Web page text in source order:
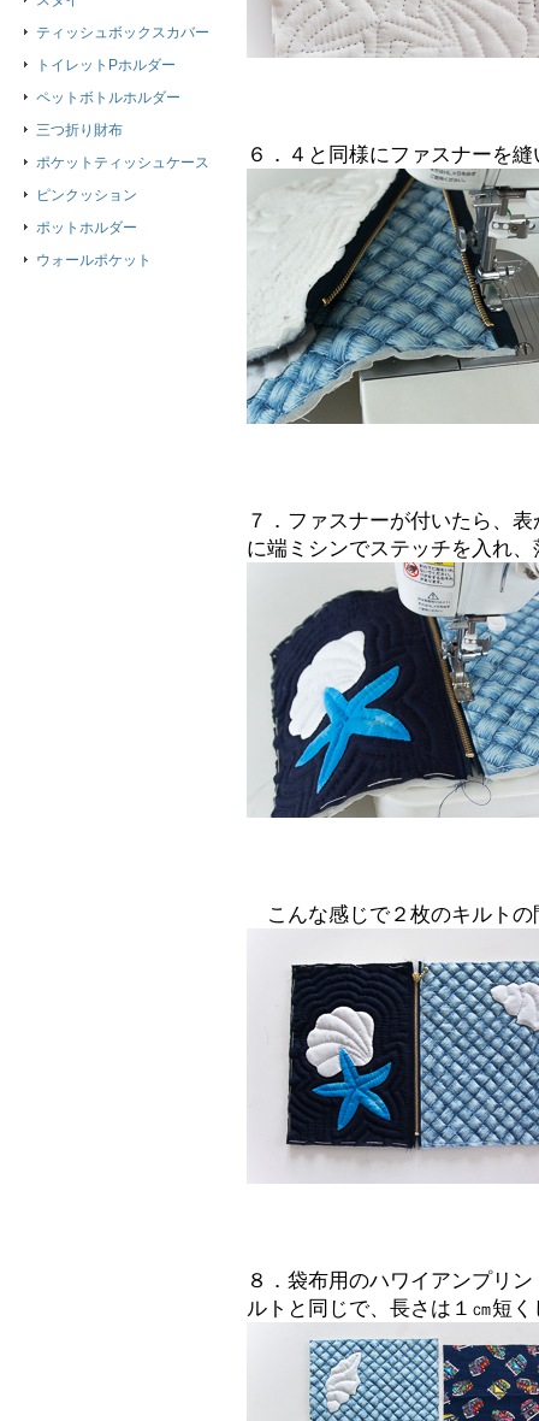
６．４と同様にファスナーを
７．ファスナーが付いたら、
に端ミシンでステッチを入れ
こんな感じで２枚のキルトの
８．袋布用のハワイアンプリ
ルトと同じで、長さは１㎝短
ティッシュボックスカバー
トイレットPホルダー
ペットボトルホルダー
三つ折り財布
ポケットティッシュケース
ピンクッション
ポットホルダー
ウォールポケット